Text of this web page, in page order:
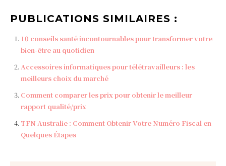
PUBLICATIONS SIMILAIRES :
10 conseils santé incontournables pour transformer votre
bien-être au quotidien
Accessoires informatiques pour télétravailleurs : les
meilleurs choix du marché
Comment comparer les prix pour obtenir le meilleur
rapport qualité/prix
TFN Australie : Comment Obtenir Votre Numéro Fiscal en
Quelques Étapes